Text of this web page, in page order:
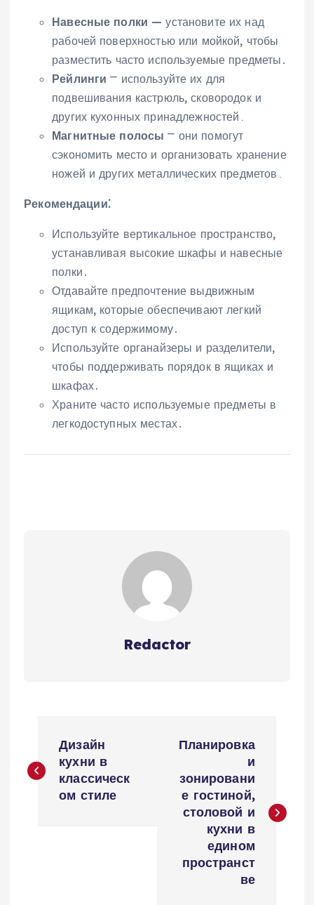
Навесные полки — установите их над
рабочей поверхностью или мойкой‚ чтобы
разместить часто используемые предметы․
Рейлинги ⎻ используйте их для
подвешивания кастрюль‚ сковородок и
других кухонных принадлежностей․
Магнитные полосы ⎻ они помогут
сэкономить место и организовать хранение
ножей и других металлических предметов․
Рекомендации⁚
Используйте вертикальное пространство‚
устанавливая высокие шкафы и навесные
полки․
Отдавайте предпочтение выдвижным
ящикам‚ которые обеспечивают легкий
доступ к содержимому․
Используйте органайзеры и разделители‚
чтобы поддерживать порядок в ящиках и
шкафах․
Храните часто используемые предметы в
легкодоступных местах․
Redactor
а
Дизайн
кухни в
классическ
ом стиле
Планировка
и
зонировани
е гостиной,
столовой и
кухни в
едином
пространст
ве